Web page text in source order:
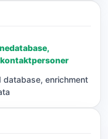
database, enrichment